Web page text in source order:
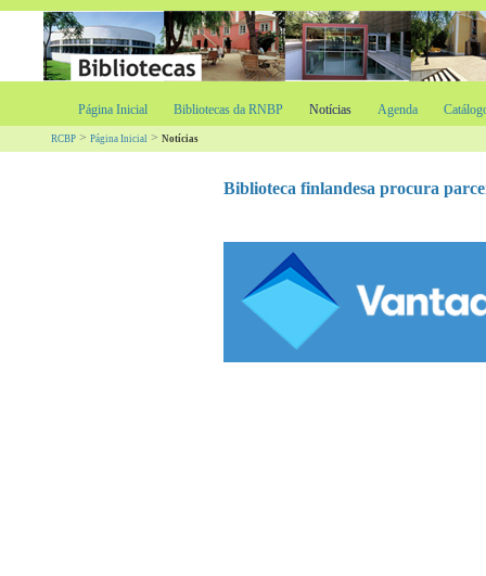
Página Inicial Bibliotecas da RNBP Notícias Agenda
RCBP > Página Inicial > Notícias
Biblioteca finlandesa procura